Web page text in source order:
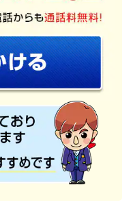
も冷え方を満足できま
（
神奈川県 60代 O.H様
らのご意見を掲載しておりま
の声を含みます。